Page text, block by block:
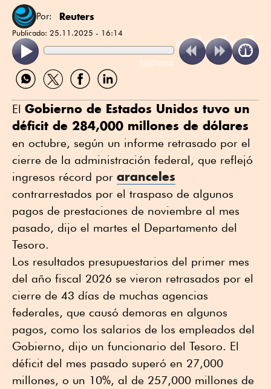
Por: Reuters
Publicado: 25.11.2025 - 16:14
ReadSpeaker
Compartir
por
Compartir
por
Compartir
por
Compartir
por
El Gobierno de Estados Unidos tuvo un
déficit de 284,000 millones de dólares
en octubre, según un informe retrasado por el
cierre de la administración federal, que reflejó
ingresos récord por aranceles
contrarrestados por el traspaso de algunos
pagos de prestaciones de noviembre al mes
pasado, dijo el martes el Departamento del
Tesoro.
Los resultados presupuestarios del primer mes
del año fiscal 2026 se vieron retrasados por el
cierre de 43 días de muchas agencias
federales, que causó demoras en algunos
pagos, como los salarios de los empleados del
Gobierno, dijo un funcionario del Tesoro. El
déficit del mes pasado superó en 27,000
millones, o un 10%, al de 257,000 millones de